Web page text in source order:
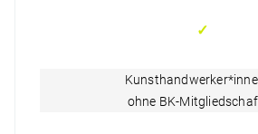
✓
ohne BK-